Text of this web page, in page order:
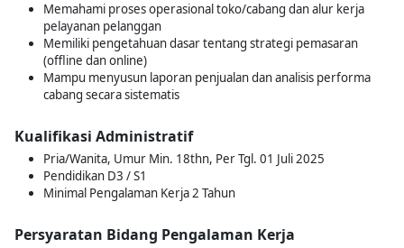
Memahami proses operasional toko/cabang dan alur kerja
pelayanan pelanggan
Memiliki pengetahuan dasar tentang strategi pemasaran
(offline dan online)
Mampu menyusun laporan penjualan dan analisis performa
cabang secara sistematis
Kualifikasi Administratif
Pria/Wanita, Umur Min. 18thn, Per Tgl. 01 Juli 2025
Pendidikan D3 / S1
Minimal Pengalaman Kerja 2 Tahun
Persyaratan Bidang Pengalaman Kerja